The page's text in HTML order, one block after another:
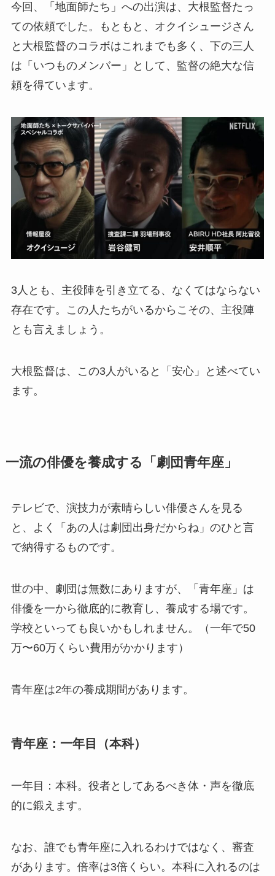
今回、「地面師たち」への出演は、大根監督たっ
ての依頼でした。もともと、オクイシュージさん
と大根監督のコラボはこれまでも多く、下の三人
は「いつものメンバー」として、監督の絶大な信
頼を得ています。
3人とも、主役陣を引き立てる、なくてはならない
存在です。この人たちがいるからこその、主役陣
とも言えましょう。
大根監督は、この3人がいると「安心」と述べてい
ます。
一流の俳優を養成する「劇団青年座」
テレビで、演技力が素晴らしい俳優さんを見る
と、よく「あの人は劇団出身だからね」のひと言
で納得するものです。
世の中、劇団は無数にありますが、「青年座」は
俳優を一から徹底的に教育し、養成する場です。
学校といっても良いかもしれません。（一年で50
万〜60万くらい費用がかかります）
青年座は2年の養成期間があります。
青年座：一年目（本科）
一年目：本科。役者としてあるべき体・声を徹底
的に鍛えます。
なお、誰でも青年座に入れるわけではなく、審査
があります。倍率は3倍くらい。本科に入れるのは